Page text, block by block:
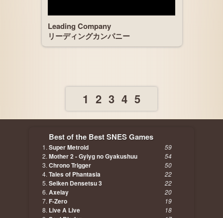
Leading Company
リーディングカンパニー
1 2 3 4 5
Best of the Best SNES Games
Super Metroid 59
Mother 2 - Gyiyg no Gyakushuu 54
Chrono Trigger 50
Tales of Phantasia 22
Seiken Densetsu 3 22
Axelay 20
F-Zero 19
Live A Live 18